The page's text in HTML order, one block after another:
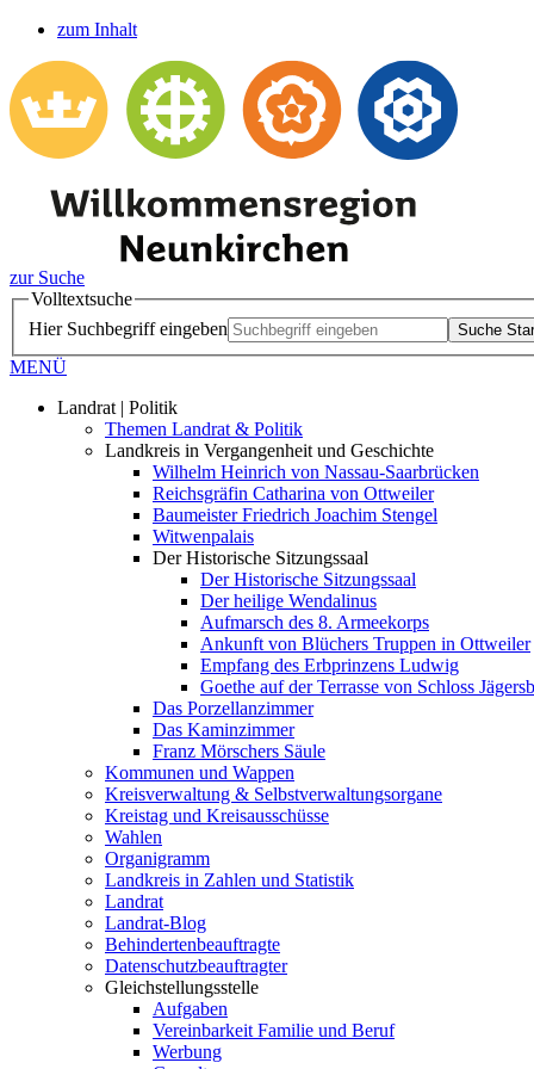
zum Inhalt
zur Suche
Volltextsuche
Hier Suchbegriff eingeben
Suche
MENÜ
Landrat | Politik
Themen Landrat & Politik
Landkreis in Vergangenheit und Geschichte
Wilhelm Heinrich von Nassau-Saarbrücken
Reichsgräfin Catharina von Ottweiler
Baumeister Friedrich Joachim Stengel
Witwenpalais
Der Historische Sitzungssaal
Der Historische Sitzungssaal
Der heilige Wendalinus
Aufmarsch des 8. Armeekorps
Ankunft von Blüchers Truppen in Ottweiler
Empfang des Erbprinzens Ludwig
Goethe auf der Terrasse von Schloss
Das Porzellanzimmer
Das Kaminzimmer
Franz Mörschers Säule
Kommunen und Wappen
Kreisverwaltung & Selbstverwaltungsorgane
Kreistag und Kreisausschüsse
Wahlen
Organigramm
Landkreis in Zahlen und Statistik
Landrat
Landrat-Blog
Behindertenbeauftragte
Datenschutzbeauftragter
Gleichstellungsstelle
Aufgaben
Vereinbarkeit Familie und Beruf
Werbung